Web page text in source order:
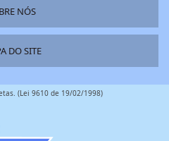
NÓS
DO SITE
(Lei 9610 de 19/02/1998)